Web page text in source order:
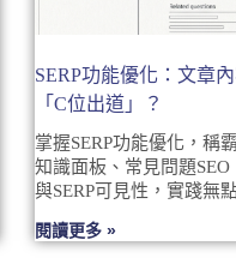
SERP功能優化：文章
「C位出道」？
掌握SERP功能優化，稱
知識面板、常見問題
與SERP可見性，實踐無
閱讀更多 »